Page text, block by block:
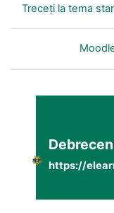
Treceți la tema
https://